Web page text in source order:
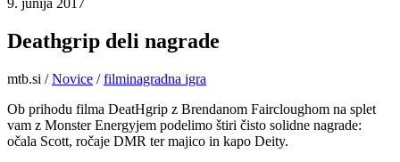
9. junija 2017
Deathgrip deli nagrade
mtb.si / Novice / filminagradna igra
Ob prihodu filma DeatHgrip z Brendanom Faircloughom na splet
vam z Monster Energyjem podelimo štiri čisto solidne nagrade:
očala Scott, ročaje DMR ter majico in kapo Deity.